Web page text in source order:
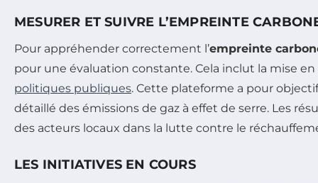
MESURER ET SUIVRE L’EMPREINTE
Pour appréhender correctement l’empreinte
pour une évaluation constante. Cela inclut la mise
politiques publiques. Cette plateforme a pour
détaillé des émissions de gaz à effet de serre. Les
des acteurs locaux dans la lutte contre le
LES INITIATIVES EN COURS